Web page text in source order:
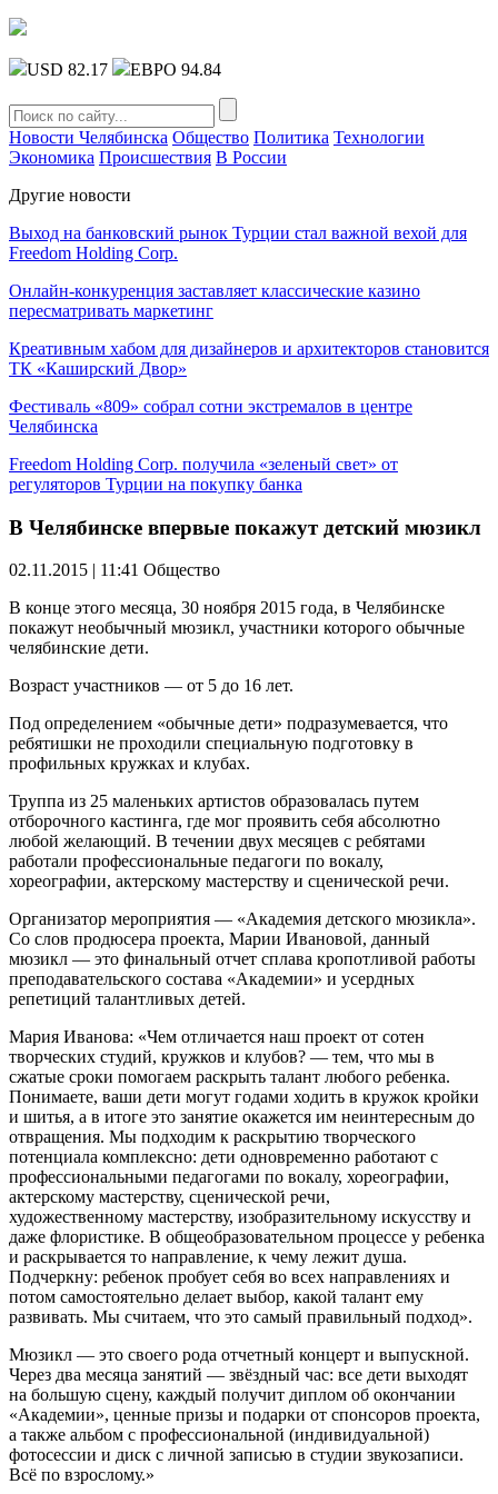
USD 82.17 ЕВРО 94.84
Новости Челябинска Общество Политика Технологии
Экономика Происшествия В России
Другие новости
Выход на банковский рынок Турции стал важной вехой для
Freedom Holding Corp.
Онлайн-конкуренция заставляет классические казино
пересматривать маркетинг
Креативным хабом для дизайнеров и архитекторов становится
ТК «Каширский Двор»
Фестиваль «809» собрал сотни экстремалов в центре
Челябинска
Freedom Holding Corp. получила «зеленый свет» от
регуляторов Турции на покупку банка
В Челябинске впервые покажут детский мюзикл
02.11.2015 | 11:41 Общество
В конце этого месяца, 30 ноября 2015 года, в Челябинске
покажут необычный мюзикл, участники которого обычные
челябинские дети.
Возраст участников — от 5 до 16 лет.
Под определением «обычные дети» подразумевается, что
ребятишки не проходили специальную подготовку в
профильных кружках и клубах.
Труппа из 25 маленьких артистов образовалась путем
отборочного кастинга, где мог проявить себя абсолютно
любой желающий. В течении двух месяцев с ребятами
работали профессиональные педагоги по вокалу,
хореографии, актерскому мастерству и сценической речи.
Организатор мероприятия — «Академия детского мюзикла».
Со слов продюсера проекта, Марии Ивановой, данный
мюзикл — это финальный отчет сплава кропотливой работы
преподавательского состава «Академии» и усердных
репетиций талантливых детей.
Мария Иванова: «Чем отличается наш проект от сотен
творческих студий, кружков и клубов? — тем, что мы в
сжатые сроки помогаем раскрыть талант любого ребенка.
Понимаете, ваши дети могут годами ходить в кружок кройки
и шитья, а в итоге это занятие окажется им неинтересным до
отвращения. Мы подходим к раскрытию творческого
потенциала комплексно: дети одновременно работают с
профессиональными педагогами по вокалу, хореографии,
актерскому мастерству, сценической речи,
художественному мастерству, изобразительному искусству и
даже флористике. В общеобразовательном процессе у ребенка
и раскрывается то направление, к чему лежит душа.
Подчеркну: ребенок пробует себя во всех направлениях и
потом самостоятельно делает выбор, какой талант ему
развивать. Мы считаем, что это самый правильный подход».
Мюзикл — это своего рода отчетный концерт и выпускной.
Через два месяца занятий — звёздный час: все дети выходят
на большую сцену, каждый получит диплом об окончании
«Академии», ценные призы и подарки от спонсоров проекта,
а также альбом с профессиональной (индивидуальной)
фотосессии и диск с личной записью в студии звукозаписи.
Всё по взрослому.»